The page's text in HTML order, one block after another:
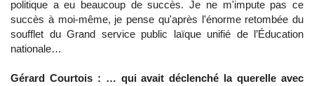
politique a eu beaucoup de succès. Je ne m'impute pas ce
succès à moi-même, je pense qu'après l'énorme retombée du
soufflet du Grand service public laïque unifié de l’Éducation
nationale…
Gérard Courtois : … qui avait déclenché la querelle avec